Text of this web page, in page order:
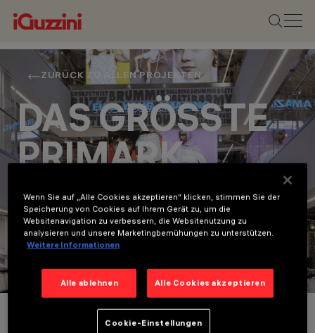
ZURÜCK ZU ALLEN PROJEKTEN
DAS GRÖSSTE P
RIMARK-G
ESCHÄFT DER W
ELT
Retail
Projektdetails
Wenn Sie auf „Alle Cookies akzeptieren“ klicken, stimmen Sie der
Speicherung von Cookies auf Ihrem Gerät zu, um die
Websitenavigation zu verbessern, die Websitenutzung zu
analysieren und unsere Marketingbemühungen zu unterstützen.
Weitere Informationen
Alle ablehnen Alle Cookies akzeptieren
Cookie-Einstellungen